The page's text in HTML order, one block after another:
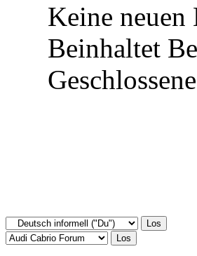
Keine neuen
Beinhaltet